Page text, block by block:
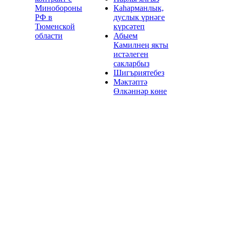
Минобороны
РФ в
Тюменской
области
Каһарманлык,
дуслык үрнәге
күрсәтеп
Абыем
Камилнең якты
истәлеген
сакларбыз
Шигъриятебез
Мәктәптә
Өлкәннәр көне